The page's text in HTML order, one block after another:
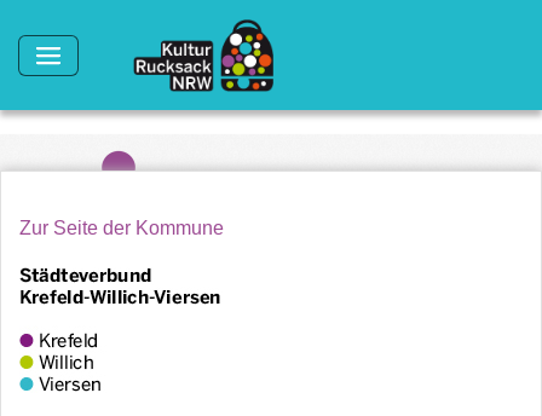
Zur Seite der Kommune